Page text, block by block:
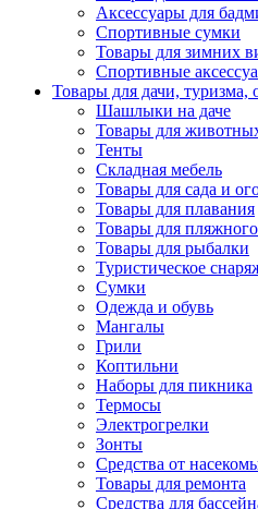
Аксессуары для
Спортивные сумки
Товары для зимних
Спортивные
Товары для дачи, туризма,
Шашлыки на даче
Товары для
Тенты
Складная мебель
Товары для сада и
Товары для плавания
Товары для
Товары для рыбалки
Туристическое
Сумки
Одежда и обувь
Мангалы
Грили
Коптильни
Наборы для пикника
Термосы
Электрогрелки
Зонты
Средства от
Товары для ремонта
Средства для